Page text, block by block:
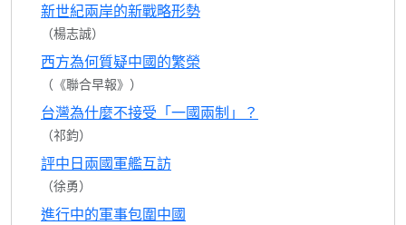
新世紀兩岸的新戰略形勢
（楊志誠）
西方為何質疑中國的繁榮
（《聯合早報》）
台灣為什麼不接受「一國兩制」？
（祁鈞）
評中日兩國軍艦互訪
（徐勇）
進行中的軍事包圍中國